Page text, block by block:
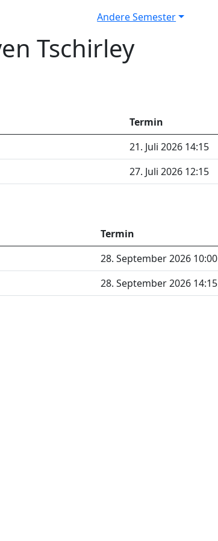
Andere Semester
Tschirley
Termin
21. Juli 2026 14:15
27. Juli 2026 12:15
Termin
28. September 2026 10:00
28. September 2026 14:15